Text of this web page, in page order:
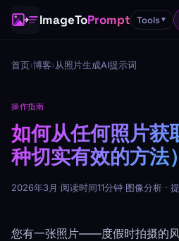
ImageToPrompt Tools▼
首页›博客›从照片生成AI提示词
操作指南
如何从任何照片获
种切实有效的方法）
2026年3月 ·阅读时间11分钟·图像分析 ·
您有一张照片——度假时拍摄的